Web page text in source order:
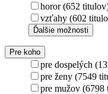
horor (652
vzťahy (602
Ďalšie možnosti
Pre koho
pre dospelých
pre ženy (7549
pre mužov (6798